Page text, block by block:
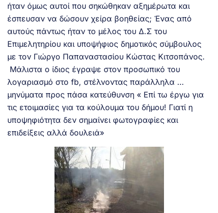
ήταν όμως αυτοί που σηκώθηκαν αξημέρωτα και
έσπευσαν να δώσουν χείρα βοηθείας; Ένας από
αυτούς πάντως ήταν το μέλος του Δ.Σ του
Επιμελητηρίου και υποψήφιος δημοτικός σύμβουλος
με τον Γιώργο Παπαναστασίου Κώστας Κιτσοπάνος.
Μάλιστα ο ίδιος έγραψε στον προσωπικό του
λογαριασμό στο fb, στέλνοντας παράλληλα …
μηνύματα προς πάσα κατεύθυνση « Επί τω έργω για
τις ετοιμασίες για τα κούλουμα του δήμου! Γιατί η
υποψηφιότητα δεν σημαίνει φωτογραφίες και
επιδείξεις αλλά δουλειά»